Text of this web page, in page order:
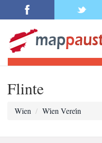
Flinte
Wien Wi̇en Verei̇n